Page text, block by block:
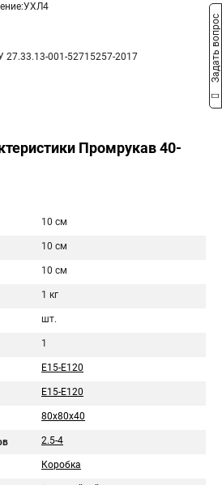
27.33.13-001-52715257-2017
Промрукав 40-
10 см
10 см
10 см
1 кг
шт.
1
Е15-Е120
Е15-Е120
80х80х40
2.5-4
Коробка
Задать вопрос